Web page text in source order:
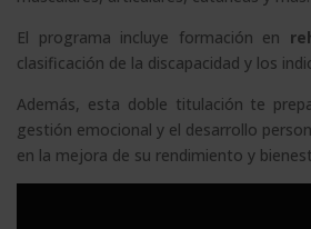
El programa incluye formación en
clasificación de la discapacidad y los
Además, esta doble titulación te
gestión emocional y el desarrollo
en la mejora de su rendimiento y